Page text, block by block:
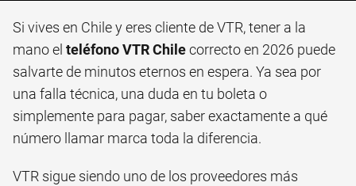
Si vives en Chile y eres cliente de VTR, tener a la
mano el teléfono VTR Chilecorrecto en 2026 puede
salvarte de minutos eternos en espera. Ya sea por
una falla técnica, una duda en tu boleta o
simplemente para pagar, saber exactamente a qué
número llamar marca toda la diferencia.
VTR sigue siendo uno de los proveedores más